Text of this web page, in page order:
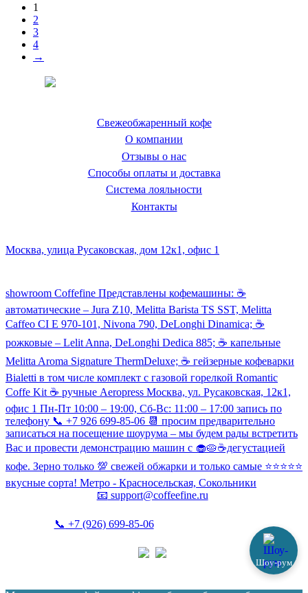
1
2
3
4
→
Свежеобжаренный кофе
О компании
Отзывы о нас
Способы оплаты и доставка
Система лояльности
Контакты
Москва, улица Русаковская, дом 12к1, офис 1
showroom Coffefine Представлены кофемашины: ☕️
автоматические – Jura Z10, Melitta Barista TS SST, Melitta
Caffeo CI Е 970-101, Nivona 790, DeLonghi Dinamica; ☕️
рожковые – Lelit Anna, DeLonghi Dedica 885; ☕️ капельные
Melitta Aroma Signature ThermDeluxe; ☕️ гейзерные кофеварки
Bialetti в том числе комплект с газовой горелкой Romantic
Coffe Kit ☕️ ручные Aeropress Москва, ул. Русаковская, 12к1,
офис 1 Пн-Пт 10:00 – 19:00, Сб-Вс: 11:00 – 17:00 запись по
телефону 📞 +7 926 699-85-06 📆 просим предварительно
записаться на посещение шоурума – мы будем рады встретить
Вас и провести демонстрацию машин с 🧁🥧☕️дегустацией
кофе. Зерно только 💯 свежей обжарки и только самые ⭐️⭐️⭐️⭐️⭐️
вкусные сорта! Метро - Красносельская, Сокольники
📧 support@coffeefine.ru
📞 +7 (926) 699-85-06
Coffeefine.ru 2021-2026Шоу-рум